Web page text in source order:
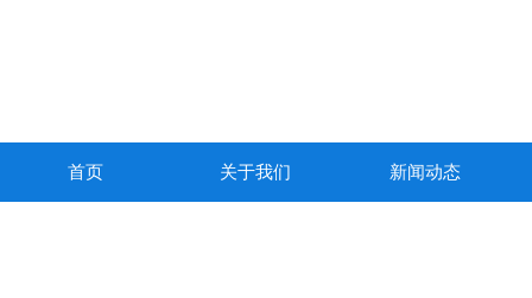
首页 关于我们 新闻动态